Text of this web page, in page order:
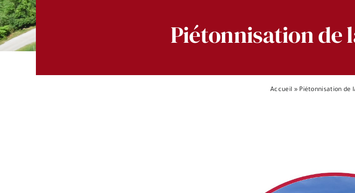
Piétonnisation de
Accueil » Piétonnisation de